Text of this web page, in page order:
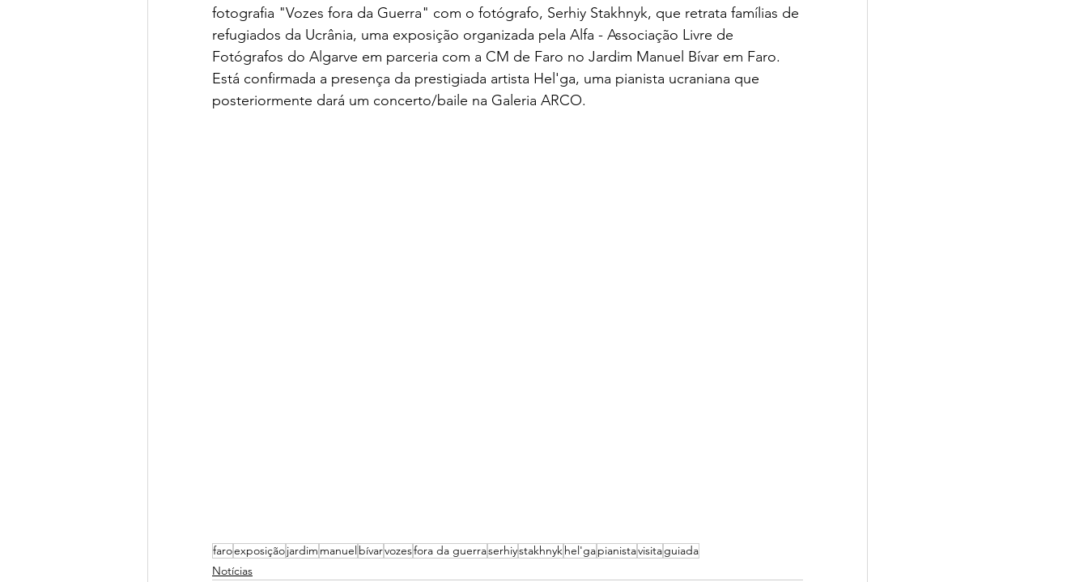
fotografia "Vozes fora da Guerra" com o fotógrafo, Serhiy Stakhnyk, que retrata famílias de
refugiados da Ucrânia, uma exposição organizada pela Alfa - Associação Livre de
Fotógrafos do Algarve em parceria com a CM de Faro no Jardim Manuel Bívar em Faro.
Está confirmada a presença da prestigiada artista Hel'ga, uma pianista ucraniana que
posteriormente dará um concerto/baile na Galeria ARCO.
faroexposiçãojardim manuelbívarvozesfora da guerraserhiystakhnykhel'gapianistavisitaguiada
Notícias